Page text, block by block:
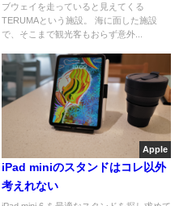
ブウェイを走っていると見えてくる
TERUMAという施設。 海に面した施設
で、そこまで観光客もおらず意外...
Apple
iPad miniのスタンドはコレ以外
考えれない